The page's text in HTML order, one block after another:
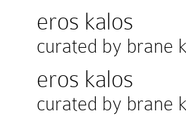
eros kalos
curated by brane
eros kalos
curated by brane